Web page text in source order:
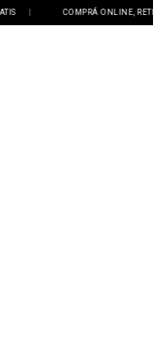
| COMPRÁ ONLINE, RETIRÁ